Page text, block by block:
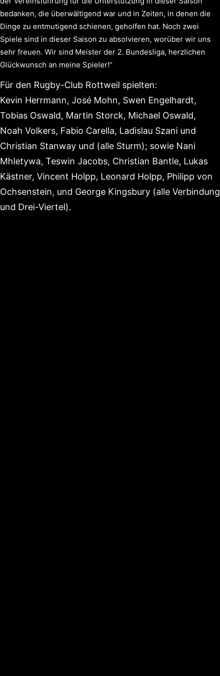
bedanken, die überwältigend war und in Zeiten, in denen die
Dinge zu entmutigend schienen, geholfen hat. Noch zwei
Spiele sind in dieser Saison zu absolvieren, worüber wir uns
sehr freuen. Wir sind Meister der 2. Bundesliga, herzlichen
Glückwunsch an meine Spieler!“
Für den Rugby-Club Rottweil spielten:
Kevin Herrmann, José Mohn, Swen Engelhardt,
Tobias Oswald, Martin Storck, Michael Oswald,
Noah Volkers, Fabio Carella, Ladislau Szani und
Christian Stanway und (alle Sturm); sowie Nani
Mhletywa, Teswin Jacobs, Christian Bantle, Lukas
Kästner, Vincent Holpp, Leonard Holpp, Philipp von
Ochsenstein, und George Kingsbury (alle Verbindung
und Drei-Viertel).